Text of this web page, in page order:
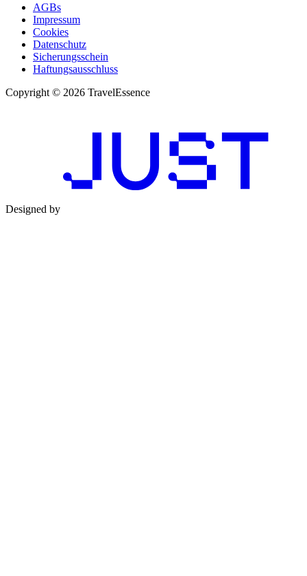
AGBs
Impressum
Cookies
Datenschutz
Sicherungsschein
Haftungsausschluss
Copyright © 2026 TravelEssence
Designed by